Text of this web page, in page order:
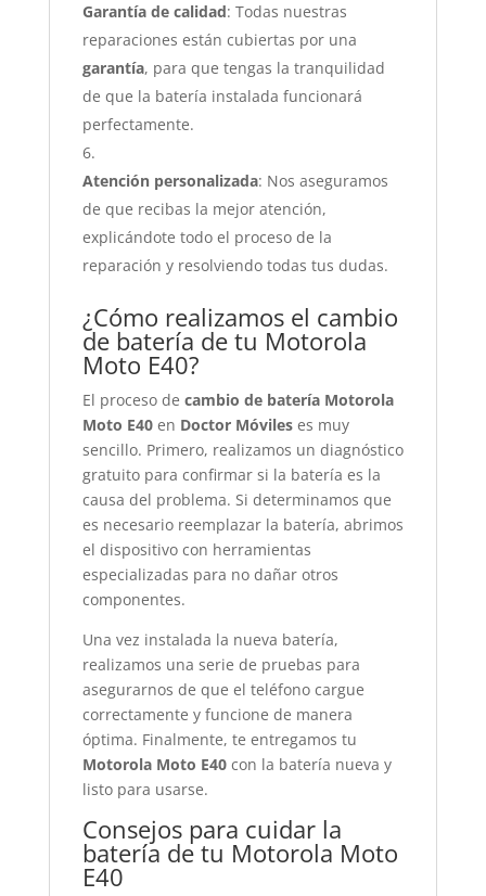
Garantía de calidad: Todas nuestras
reparaciones están cubiertas por una
garantía, para que tengas la tranquilidad
de que la batería instalada funcionará
perfectamente.
Atención personalizada: Nos aseguramos
de que recibas la mejor atención,
explicándote todo el proceso de la
reparación y resolviendo todas tus dudas.
¿Cómo realizamos el cambio
de batería de tu Motorola
Moto E40?
El proceso de cambio de batería Motorola
Moto E40en Doctor Móvileses muy
sencillo. Primero, realizamos un diagnóstico
gratuito para confirmar si la batería es la
causa del problema. Si determinamos que
es necesario reemplazar la batería, abrimos
el dispositivo con herramientas
especializadas para no dañar otros
componentes.
Una vez instalada la nueva batería,
realizamos una serie de pruebas para
asegurarnos de que el teléfono cargue
correctamente y funcione de manera
óptima. Finalmente, te entregamos tu
Motorola Moto E40con la batería nueva y
listo para usarse.
Consejos para cuidar la
batería de tu Motorola Moto
E40